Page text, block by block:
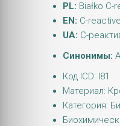
PL: Białko C-
EN: C-
UA: С-
Синонимы:
Код ICD: I81
Материал:
Категория: